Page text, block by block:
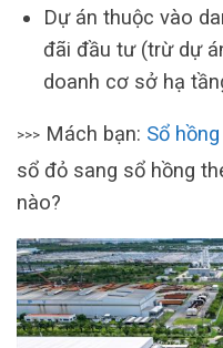
Dự án thuộc vào
đãi đầu tư (trừ dự
doanh cơ sở hạ
>>> Mách bạn: Sổ
sổ đỏ sang sổ hồng
nào?